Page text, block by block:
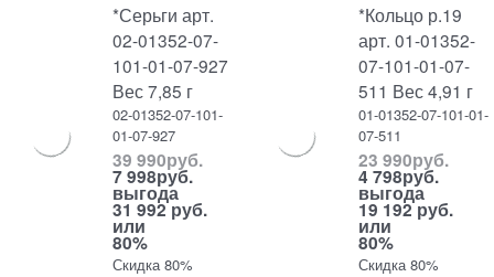
*Серьги арт.
02-01352-07-
101-01-07-927
Вес 7,85 г
02-01352-07-101-
01-07-927
39 990руб.
7 998руб.
выгода
31 992 руб.
или
80%
Скидка 80%
*Кольцо р.19
арт. 01-01352-
07-101-01-07-
511 Вес 4,91 г
01-01352-07-101-01-
07-511
23 990руб.
4 798руб.
выгода
19 192 руб.
или
80%
Скидка 80%